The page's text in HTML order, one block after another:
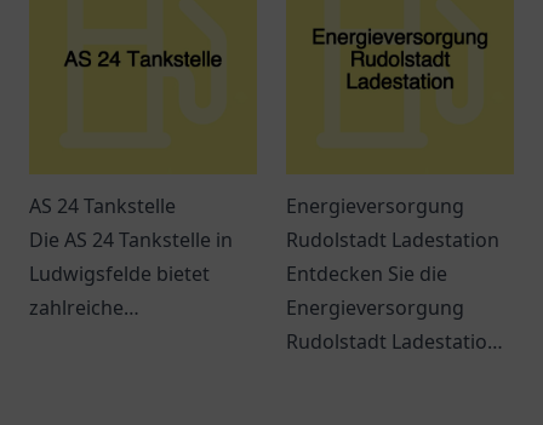
großartigen
Lademöglichkeiten.
AS 24 Tankstelle
Die AS 24 Tankstelle in
Ludwigsfelde bietet
zahlreiche
Energieversorgung
Rudolstadt Ladestation
Entdecken Sie die
Energieversorgung
Rudolstadt Ladestation: